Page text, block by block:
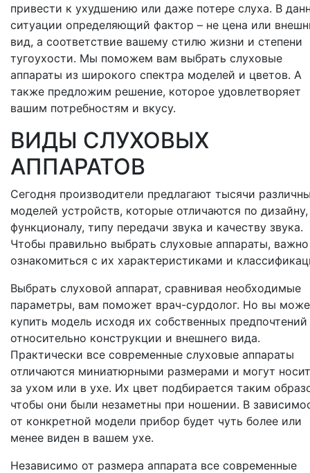
привести к ухудшению или даже потере слуха. В
ситуации определяющий фактор – не цена или
вид, а соответствие вашему стилю жизни и степени
тугоухости. Мы поможем вам выбрать слуховые
аппараты из широкого спектра моделей и цветов. А
также предложим решение, которое удовлетворяет
вашим потребностям и вкусу.
ВИДЫ СЛУХОВЫХ
АППАРАТОВ
Сегодня производители предлагают тысячи
моделей устройств, которые отличаются по дизайну,
функционалу, типу передачи звука и качеству звука.
Чтобы правильно выбрать слуховые аппараты, важно
ознакомиться с их характеристиками и
Выбрать слуховой аппарат, сравнивая необходимые
параметры, вам поможет врач-сурдолог. Но вы
купить модель исходя их собственных предпочтений
относительно конструкции и внешнего вида.
Практически все современные слуховые аппараты
отличаются миниатюрными размерами и могут
за ухом или в ухе. Их цвет подбирается таким
чтобы они были незаметны при ношении. В
от конкретной модели прибор будет чуть более или
менее виден в вашем ухе.
Независимо от размера аппарата все современные